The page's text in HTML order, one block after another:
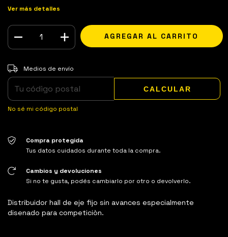
Ver más detalles
Entregas para el CP:
Medios de envío
CALCULAR
No sé mi código postal
Compra protegida
Tus datos cuidados durante toda la compra.
Cambios y devoluciones
Si no te gusta, podés cambiarlo por otro o devolverlo.
Distribuidor hall de eje fijo sin avances especialmente
disenado para competiciòn.